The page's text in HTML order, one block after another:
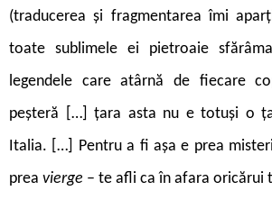
(traducerea și fragmentarea îmi
toate sublimele ei pietroaie
legendele care atârnă de fiecare
peșteră
[…]
țara asta nu e totuși o
Italia.
[…]
Pentru a fi așa e prea
prea vierge – te afli ca în afara oricărui